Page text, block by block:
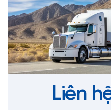
Liên